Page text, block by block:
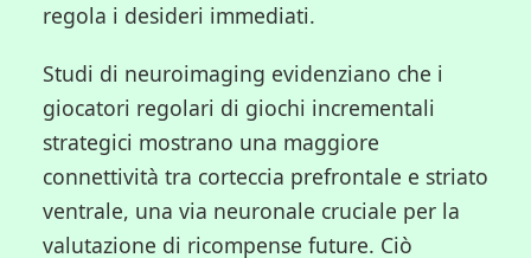
regola i desideri immediati.
Studi di neuroimaging evidenziano che i
giocatori regolari di giochi incrementali
strategici mostrano una maggiore
connettività tra corteccia prefrontale e striato
ventrale, una via neuronale cruciale per la
valutazione di ricompense future. Ciò